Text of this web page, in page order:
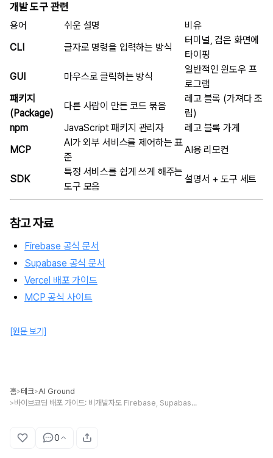
개발 도구 관련
용어 쉬운 설명
비유
CLI
글자로 명령을 입력하는 방식
터미널, 검은 화면에
타이핑
GUI
마우스로 클릭하는 방식
일반적인 윈도우 프
로그램
패키지
(Package)
다른 사람이 만든 코드 묶음
레고 블록 (가져다 조
립)
npm
JavaScript 패키지 관리자
레고 블록 가게
MCP
AI가 외부 서비스를 제어하는 표
준
AI용 리모컨
SDK
특정 서비스를 쉽게 쓰게 해주는
도구 모음
설명서 + 도구 세트
참고 자료
Firebase 공식 문서
Supabase 공식 문서
Vercel 배포 가이드
MCP 공식 사이트
[원문 보기]
홈>테크>AI Ground
> 바이브코딩 배포 가이드: 비개발자도 Firebase, Supabase로 앱 공개하기
0